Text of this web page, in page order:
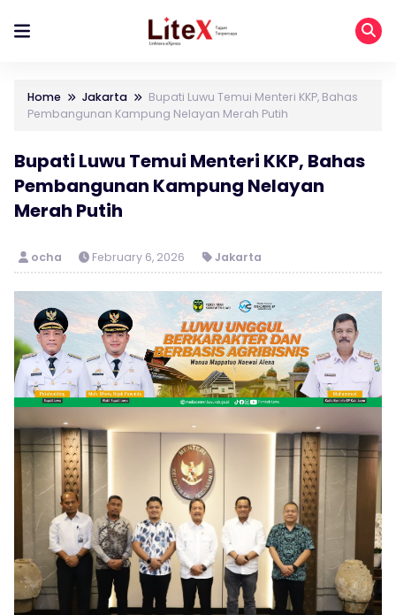
Home Jakarta
Bupati Luwu Temui Menteri KKP, Bahas
Pembangunan Kampung Nelayan Merah Putih
Bupati Luwu Temui Menteri KKP, Bahas
Pembangunan Kampung Nelayan
Merah Putih
ocha February 6, 2026 Jakarta